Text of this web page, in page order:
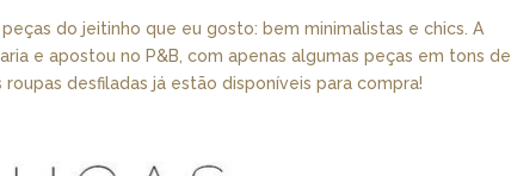
do jeitinho que eu gosto: bem minimalistas e chics. A
e apostou no P&B, com apenas algumas peças em tons de
desfiladas já estão disponíveis para compra!